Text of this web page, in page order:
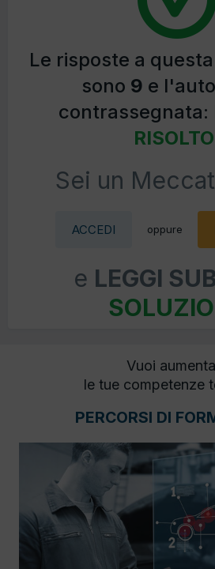
Le risposte a
sono 9 e
contrassegnata:
Sei un
ACCEDI oppure
e LEGGI
Vuoi
le tue competenze
PERCORSI DI